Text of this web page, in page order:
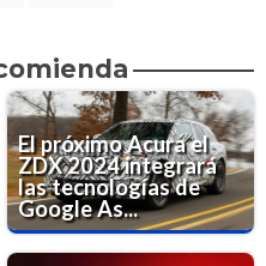
El próximo Acura el
ZDX 2024 integrará
las tecnologías de
Google As...